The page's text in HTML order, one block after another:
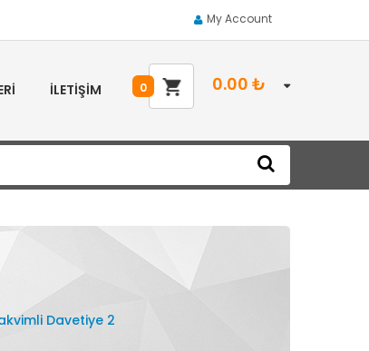
My Account
İLETIŞIM 0.00 ₺
0
Davetiye 2